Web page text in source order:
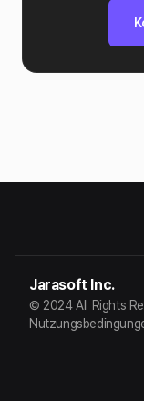
Jarasoft Inc.
© 2024 All Rights